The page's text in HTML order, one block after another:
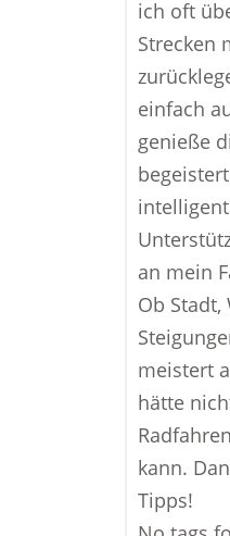
ich oft
Strecken
einfach
genieße
an mein
Ob
meistert
hätte
kann.
Tipps!